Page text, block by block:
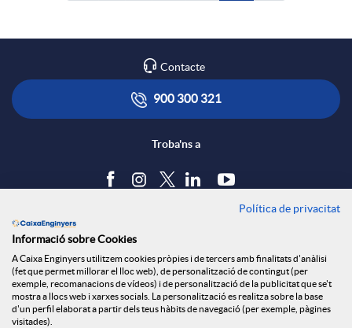
Contacte
900 300 321
Troba'ns a
Política de cookies
Avís legal
Seguretat Online
Política de privacitat
Informació sobre Cookies
A Caixa Enginyers utilitzem cookies pròpies i de tercers amb finalitats d'anàlisi
(fet que permet millorar el lloc web), de personalització de contingut (per
exemple, recomanacions de vídeos) i de personalització de la publicitat que se't
mostra a llocs web i xarxes socials. La personalització es realitza sobre la base
d'un perfil elaborat a partir dels teus hàbits de navegació (per exemple, pàgines
visitades).